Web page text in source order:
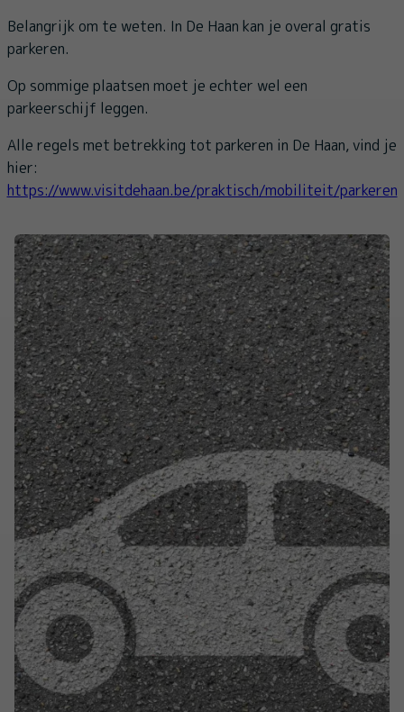
Belangrijk om te weten. In De Haan kan je overal gratis
parkeren.
Op sommige plaatsen moet je echter wel een
parkeerschijf leggen.
Alle regels met betrekking tot parkeren in De Haan, vind je
hier:
https://www.visitdehaan.be/praktisch/mobiliteit/parkeren